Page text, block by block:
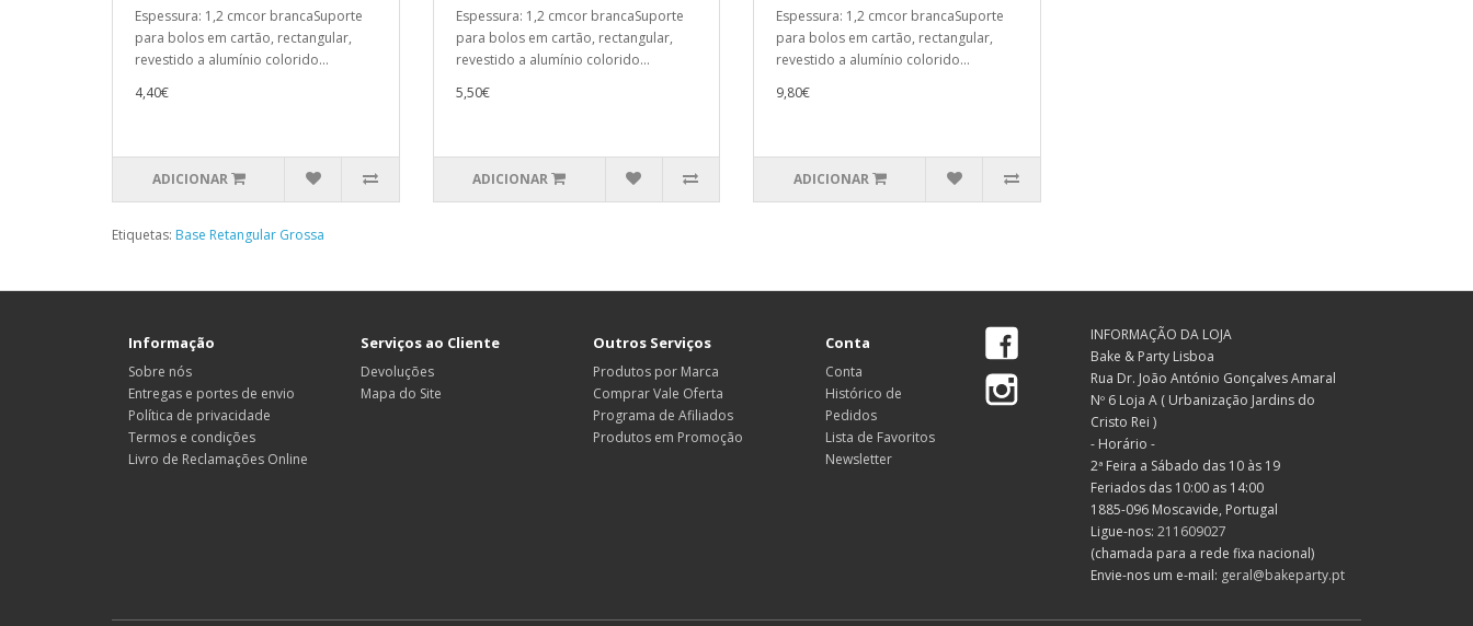
Espessura: 1,2 cmcor brancaSuporte
para bolos em cartão, rectangular,
revestido a alumínio colorido...
4,40€
ADICIONAR
Espessura: 1,2 cmcor brancaSuporte
para bolos em cartão, rectangular,
revestido a alumínio colorido...
5,50€
ADICIONAR
Espessura: 1,2 cmcor brancaSuporte
para bolos em cartão, rectangular,
revestido a alumínio colorido...
9,80€
ADICIONAR
Etiquetas: Base Retangular Grossa
Informação
Sobre nós
Entregas e portes de envio
Política de privacidade
Termos e condições
Livro de Reclamações Online
Serviços ao Cliente
Devoluções
Mapa do Site
Outros Serviços
Produtos por Marca
Comprar Vale Oferta
Programa de Afiliados
Produtos em Promoção
Conta
Conta
Histórico de
Pedidos
Lista de Favoritos
Newsletter
INFORMAÇÃO DA LOJA
Bake & Party Lisboa
Rua Dr. João António Gonçalves Amaral
Nº 6 Loja A ( Urbanização Jardins do
Cristo Rei )
- Horário -
2ª Feira a Sábado das 10 às 19
Feriados das 10:00 as 14:00
1885-096 Moscavide, Portugal
Ligue-nos: 211609027
(chamada para a rede fixa nacional)
Envie-nos um e-mail: geral@bakeparty.pt